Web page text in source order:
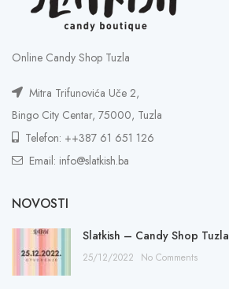
Online Candy Shop Tuzla
Mitra Trifunovića Uče 2,
Bingo City Centar, 75000, Tuzla
Telefon: ++387 61 651 126
Email: info@slatkish.ba
NOVOSTI
Slatkish – Candy Shop Tuzla
25/12/2022 No Comments